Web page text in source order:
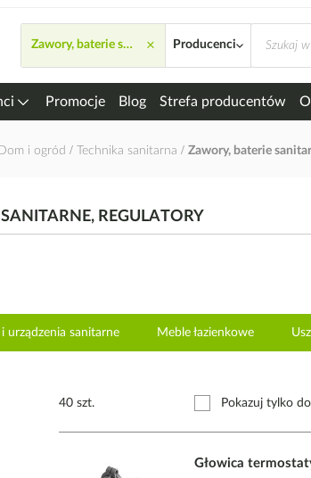
Zawory, baterie sanitarne, regulatory
× Producenci
Promocje Blog Strefa producentów
Dom i ogród Technika sanitarna Zawory, baterie
REGULATORY
urządzenia sanitarne Meble łazienkowe
40 szt. Pokazuj tylko
Głowica